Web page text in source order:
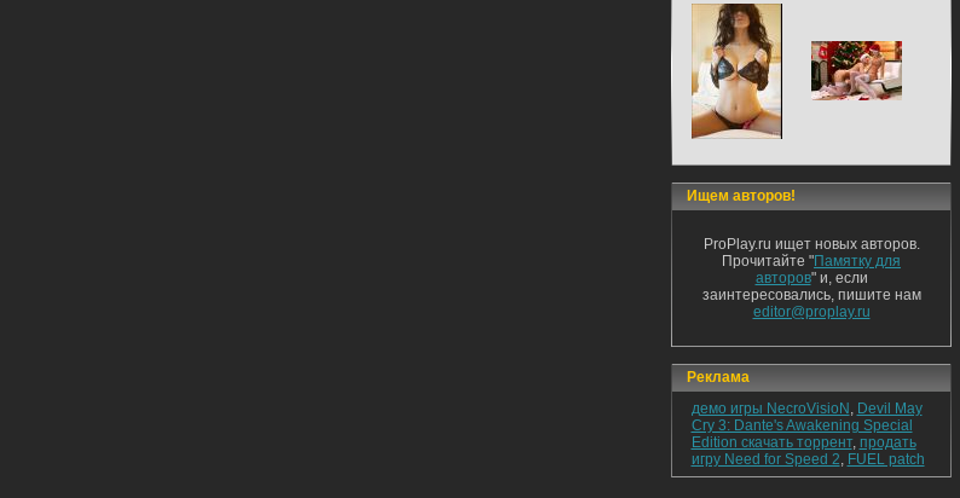
Ищем авторов!
ProPlay.ru ищет новых авторов.
Прочитайте "Памятку для
авторов" и, если
заинтересовались, пишите нам
editor@proplay.ru
Реклама
демо игры NecroVisioN , Devil May
Cry 3: Dante's Awakening Special
Edition скачать торрент, продать
игру Need for Speed 2, FUEL patch